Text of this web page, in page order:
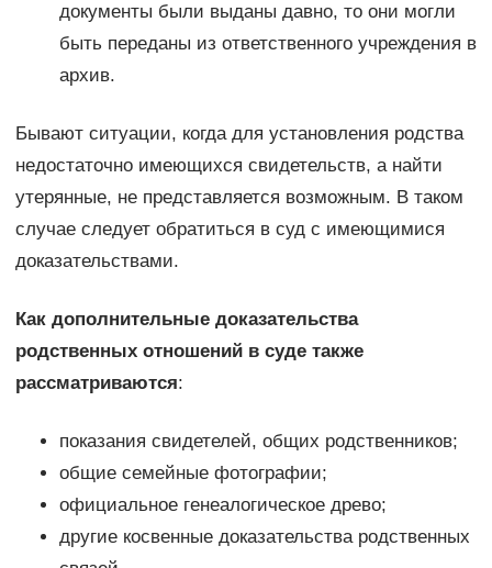
документы были выданы давно, то они могли
быть переданы из ответственного учреждения в
архив.
Бывают ситуации, когда для установления родства
недостаточно имеющихся свидетельств, а найти
утерянные, не представляется возможным. В таком
случае следует обратиться в суд с имеющимися
доказательствами.
Как дополнительные доказательства
родственных отношений в суде также
рассматриваются:
показания свидетелей, общих родственников;
общие семейные фотографии;
официальное генеалогическое древо;
другие косвенные доказательства родственных